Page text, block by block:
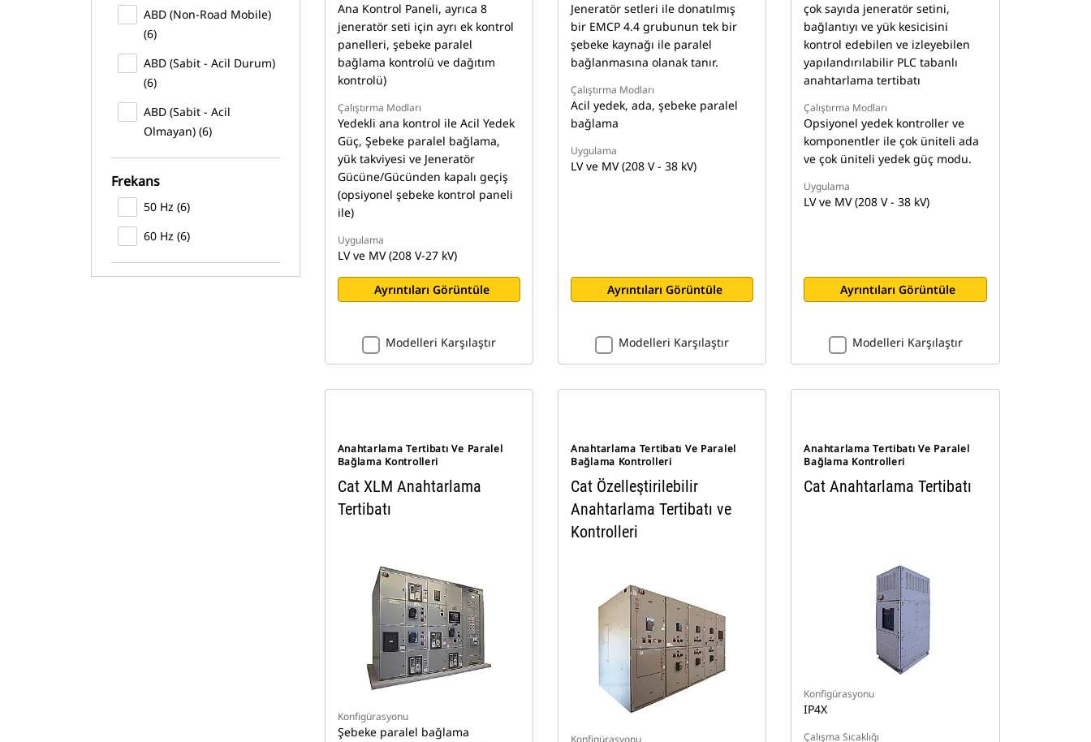
ABD (Non-Road Mobile)
(6)
ABD (Sabit - Acil Durum)
(6)
ABD (Sabit - Acil
Olmayan) (6)
Frekans
50 Hz (6)
60 Hz (6)
Ana Kontrol Paneli, ayrıca 8
jeneratör seti için ayrı ek kontrol
panelleri, şebeke paralel
bağlama kontrolü ve dağıtım
kontrolü)
Çalıştırma Modları
Yedekli ana kontrol ile Acil Yedek
Güç, Şebeke paralel bağlama,
yük takviyesi ve Jeneratör
Gücüne/Gücünden kapalı geçiş
(opsiyonel şebeke kontrol paneli
ile)
Uygulama
LV ve MV (208 V-27 kV)
Ayrıntıları Görüntüle
Modelleri Karşılaştır
Jeneratör setleri ile donatılmış
bir EMCP 4.4 grubunun tek bir
şebeke kaynağı ile paralel
bağlanmasına olanak tanır.
Çalıştırma Modları
Acil yedek, ada, şebeke paralel
bağlama
Uygulama
LV ve MV (208 V - 38 kV)
Ayrıntıları Görüntüle
Modelleri Karşılaştır
çok sayıda jeneratör setini,
bağlantıyı ve yük kesicisini
kontrol edebilen ve izleyebilen
yapılandırılabilir PLC tabanlı
anahtarlama tertibatı
Çalıştırma Modları
Opsiyonel yedek kontroller ve
komponentler ile çok üniteli ada
ve çok üniteli yedek güç modu.
Uygulama
LV ve MV (208 V - 38 kV)
Ayrıntıları Görüntüle
Modelleri Karşılaştır
Anahtarlama Tertibatı Ve Paralel
Bağlama Kontrolleri
Cat XLM Anahtarlama
Tertibatı
Konfigürasyonu
Şebeke paralel bağlama
Anahtarlama Tertibatı Ve Paralel
Bağlama Kontrolleri
Cat Özelleştirilebilir
Anahtarlama Tertibatı ve
Kontrolleri
Konfigürasyonu
Anahtarlama Tertibatı Ve Paralel
Bağlama Kontrolleri
Cat Anahtarlama Tertibatı
Konfigürasyonu
IP4X
Çalışma Sıcaklığı